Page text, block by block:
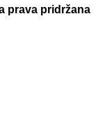
prava pridržana